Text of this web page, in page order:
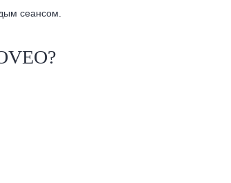
сеансом.